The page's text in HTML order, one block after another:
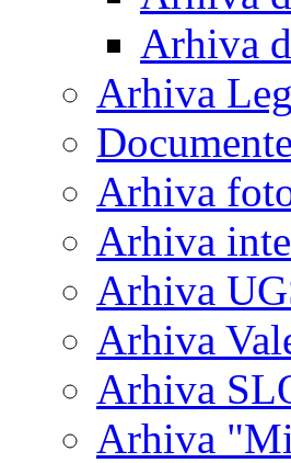
Arhiva
Arhiva
Arhiva
Arhiva
Arhiva
Arhiva
Arhiva
Arhiva